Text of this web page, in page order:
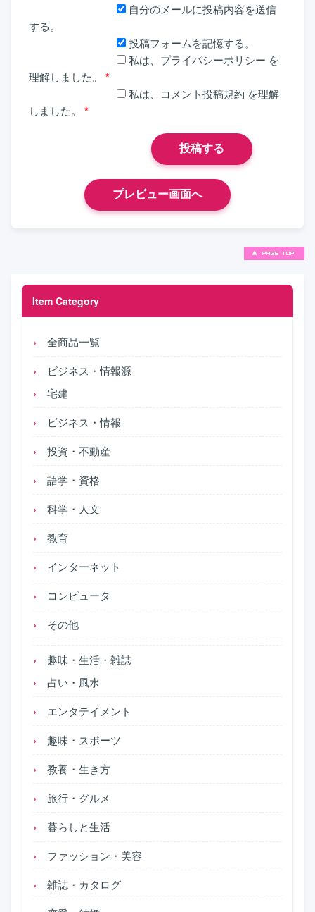
Item Category
全商品一覧
ビジネス・情報源
宅建
ビジネス・情報
投資・不動産
語学・資格
科学・人文
教育
インターネット
コンピュータ
その他
趣味・生活・雑誌
占い・風水
エンタテイメント
趣味・スポーツ
教養・生き方
旅行・グルメ
暮らしと生活
ファッション・美容
雑誌・カタログ
自分のメールに投稿内容を送信
する。
投稿フォームを記憶する。
私は、 プライバシーポリシー を
理解しました。
*
私は、 コメント投稿規約 を理解
しました。
*